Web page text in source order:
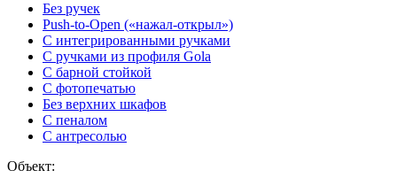
Без ручек
Push-to-Open («нажал-открыл»)
С интегрированными ручками
С ручками из профиля Gola
С барной стойкой
С фотопечатью
Без верхних шкафов
С пеналом
С антресолью
Объект: